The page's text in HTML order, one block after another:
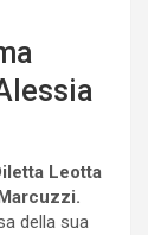
Leotta
della sua